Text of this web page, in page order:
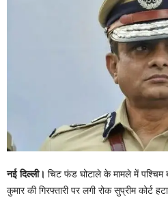
नई दिल्ली। चिट फंड घोटाले के मामले में पश्चिम
कुमार की गिरफ्तारी पर लगी रोक सुप्रीम कोर्ट